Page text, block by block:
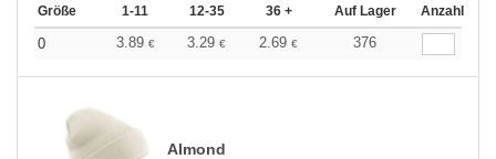
Größe 1-11 12-35 36 + Auf Lager Anzahl
0 3.89 € 3.29 € 2.69 € 376
Almond